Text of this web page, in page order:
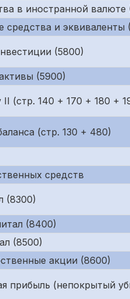
в иностранной валюте
и эквиваленты
(5800)
(5900)
II (стр. 140 + 170 + 180 +
(стр. 130 + 480)
средств
(8300)
(8400)
(8500)
акции (8600)
прибыль (непокрытый